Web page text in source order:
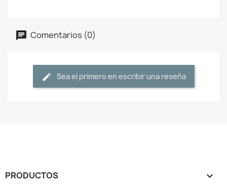
Comentarios (0)
Sea el primero en escribir una reseña
PRODUCTOS 